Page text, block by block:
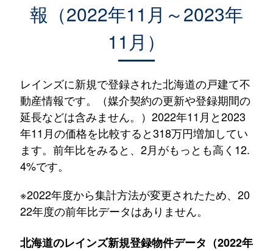
報（2022年11月～2023年
11月）
レインズに新規で登録された北海道の戸建て不
動産情報です。（媒介契約の更新や登録期間の
延長などは含みません。）2022年11月と2023
年11月の価格を比較すると318万円増加してい
ます。前年比をみると、2月がもっとも高く12.
4%です。
※2022年度から集計方法が変更されたため、20
22年度の前年比データはありません。
北海道のレインズ新規登録物件データ（2022年11